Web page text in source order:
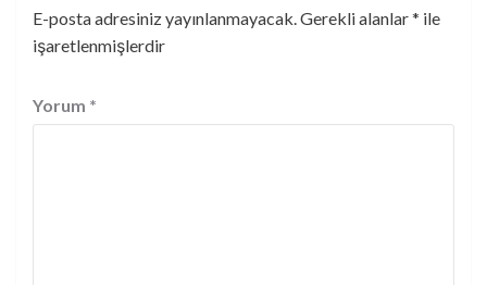
E-posta adresiniz yayınlanmayacak. Gerekli alanlar* ile
işaretlenmişlerdir
Yorum *